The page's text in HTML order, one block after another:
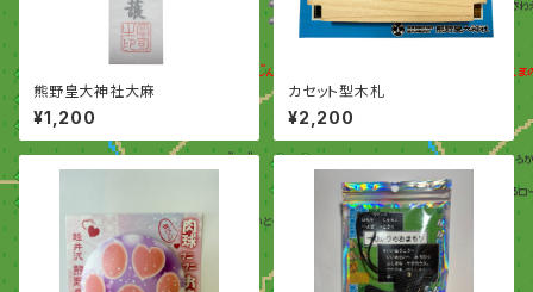
熊野皇大神社大麻
¥1,200
カセット型木札
¥2,200